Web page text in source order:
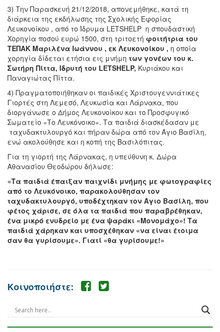
3) Την Παρασκευή 21/12/2018, απονεμήθηκε, κατά τη
διάρκεια της εκδήλωσης της Σχολικής Εφορίας
Λευκονοίκου , από το Ίδρυμα LETSHELP η σπουδαστική
Χορηγία ποσού ευρώ 1500, στη τριτοετή φοιτήτρια του
ΤΕΠΑΚ Μαριλένα Ιωάννου , εκ Λευκονοίκου , η οποία
χορηγία δίδεται ετήσια εις μνήμη των γονέων του κ.
Σωτήρη Πίττα, Ιδρυτή του LETSHELP, Kυριάκου και
Παναγιώτας Πίττα.
4) Πραγματοποιήθηκαν οι παιδικές Χριστουγεννιάτικες
Γιορτές στη Λεμεσό, Λευκωσία και Λάρνακα, που
διοργάνωσε ο Δήμος Λευκονοίκου και το Προσφυγικό
Σωματείο «Το Λευκόνοικο». Τα παιδιά διασκέδασαν με
ταχυδακτυλουργό και πήραν δώρα από τον Άγιο Βασίλη,
ενώ ακολούθησε και η κοπή της Βασιλόπιτας.
Για τη γιορτή της Λάρνακας, η υπεύθυνη κ. Δώρα
Αθανασίου Θεοδώρου δήλωσε:
«Τα παιδιά έπαιξαν παιχνίδι μνήμης με φωτογραφίες
από το Λευκόνοικο, παρακολούθησαν τον
ταχυδακτυλουργό, υποδέχτηκαν τον Άγιο Βασίλη, που
φέτος χάρισε, σε όλα τα παιδιά που παραβρέθηκαν,
ένα μικρό ενυδρείο με ένα ψαράκι «Μονομάχο»! Τα
παιδιά χάρηκαν και υποσχέθηκαν «να είναι έτοιμα
σαν θα γυρίσουμε». Γιατί «θα γυρίσουμε!»
Κοινοποιήστε: